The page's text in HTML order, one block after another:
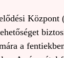
Központ
a